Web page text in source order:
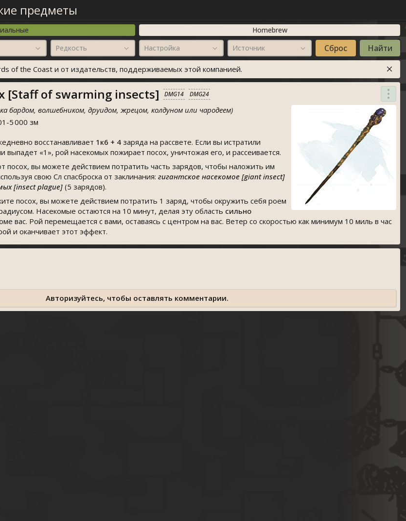
предметы
Homebrew
Редкость Настройка Источник
of the Coast и от издательств, поддерживаемых этой компанией.
[Staff of swarming insects] DMG14 DMG24
бардом, волшебником, друидом, жрецом, колдуном или чародеем)
5 000 зм
восстанавливает 1к6 + 4 заряда на рассвете. Если вы истратили
выпадет «1», рой насекомых пожирает посох, уничтожая его, и рассеивается.
посох, вы можете действием потратить часть зарядов, чтобы наложить им
свою Сл спасброска от заклинания: гигантское насекомое [giant insect]
[insect plague] (5 зарядов).
посох, вы можете действием потратить 1 заряд, чтобы окружить себя роем
Насекомые остаются на 10 минут, делая эту область сильно
вас. Рой перемещается с вами, оставаясь с центром на вас. Ветер со скоростью как минимум 10 миль в час
и оканчивает этот эффект.
Авторизуйтесь, чтобы оставлять комментарии.